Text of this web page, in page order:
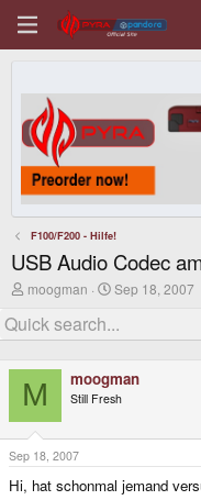
F100/F200 - Hilfe!
USB Audio Codec
T
r
e
d
s
t
a
r
t
e
moogman
S
r
a
t
Sep 18, 2007
M moogman
Still Fresh
Sep 18, 2007
Hi, hat schonmal jemand